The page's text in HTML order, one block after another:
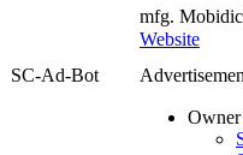
mfg.
Website
SC-Ad-Bot
Owner